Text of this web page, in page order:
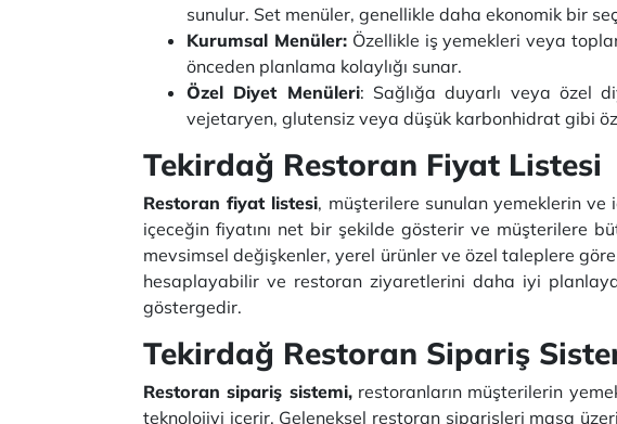
sunulur. Set menüler, genellikle daha ekonomik bir
Kurumsal Menüler: Özellikle iş yemekleri veya
önceden planlama kolaylığı sunar.
Özel Diyet Menüleri: Sağlığa duyarlı veya özel
vejetaryen, glutensiz veya düşük karbonhidrat gibi
Tekirdağ Restoran Fiyat Listesi
Restoran fiyat listesi, müşterilere sunulan yemeklerin
içeceğin fiyatını net bir şekilde gösterir ve müşterilere
mevsimsel değişkenler, yerel ürünler ve özel taleplere
hesaplayabilir ve restoran ziyaretlerini daha iyi
göstergedir.
Tekirdağ Restoran Sipariş
Restoran sipariş sistemi,restoranların müşterilerin
teknolojiyi içerir. Geleneksel restoran siparişleri masa